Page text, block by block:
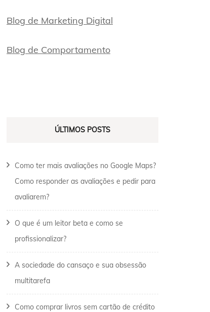
Blog de Marketing Digital
Blog de Comportamento
ÚLTIMOS POSTS
Como ter mais avaliações no Google Maps?
Como responder as avaliações e pedir para
avaliarem?
O que é um leitor beta e como se
profissionalizar?
A sociedade do cansaço e sua obsessão
multitarefa
Como comprar livros sem cartão de crédito